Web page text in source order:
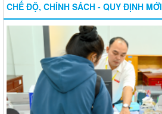
CHẾ ĐỘ, CHÍNH SÁCH - QUY ĐỊNH MỚI